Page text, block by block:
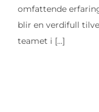
omfattende
blir en verdifull
teamet i [...]